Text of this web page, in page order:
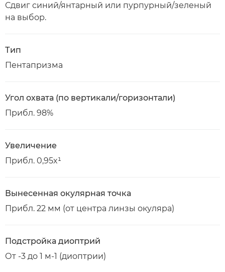
Сдвиг синий/янтарный или пурпурный/зеленый
на выбор.
Тип
Пентапризма
Угол охвата (по вертикали/горизонтали)
Прибл. 98%
Увеличение
Прибл. 0,95x¹
Вынесенная окулярная точка
Прибл. 22 мм (от центра линзы окуляра)
Подстройка диоптрий
От -3 до 1 м-1 (диоптрии)